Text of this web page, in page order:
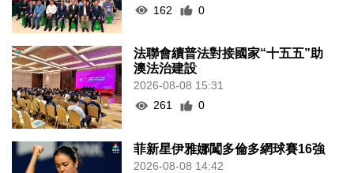
162
0
法聯會續普法對接國家“十五五”助
澳法治建設
2026-08-08 15:31
261
0
菲新星伊雅娜闖多倫多網球賽16強
2026-08-08 14:42